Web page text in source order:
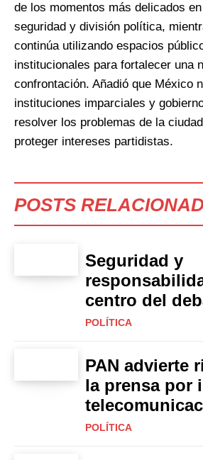
de los momentos más delicados
seguridad y división política,
continúa utilizando espacios
institucionales para fortalecer una
confrontación. Añadió que México
instituciones imparciales y
resolver los problemas de la
proteger intereses partidistas.
POSTS
Seguridad y
centro del
POLÍTICA
PAN advierte
la prensa por
POLÍTICA